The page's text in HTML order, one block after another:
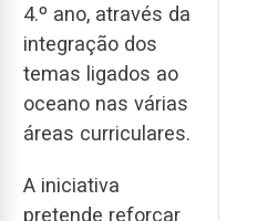
4.º ano, através da
integração dos
temas ligados ao
oceano nas várias
áreas curriculares.
A iniciativa
pretende reforçar